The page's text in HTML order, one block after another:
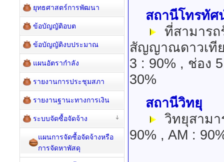
สถานีโทรทัศ
ที่สามารถ
สัญญาณดาวเทีย
3 : 90% , ช่อง
30%
สถานีวิทยุ
วิทยุสาม
90% , AM :
ยุทธศาสตร์การพัฒนา
ข้อบัญญัติอบต
ข้อบัญญัติงบประมาณ
แผนอัตรากำลัง
รายงานการประชุมสภา
รายงานฐานะทางการเงิน
ระบบจัดซื้อจัดจ้าง
แผนการจัดซื้อจัดจ้างหรือ
การจัดหาพัสดุ